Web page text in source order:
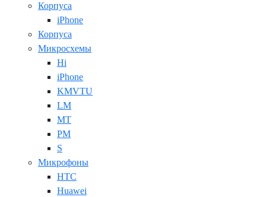
Корпуса
iPhone
Корпуса
Микросхемы
Hi
iPhone
KMVTU
LM
MT
PM
S
Микрофоны
HTC
Huawei